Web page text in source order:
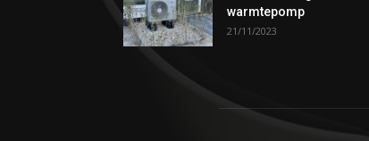
warmtepomp
21/11/2023